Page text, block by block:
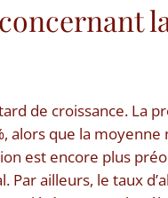
de croissance. La
que la moyenne
est encore plus
Par ailleurs, le taux